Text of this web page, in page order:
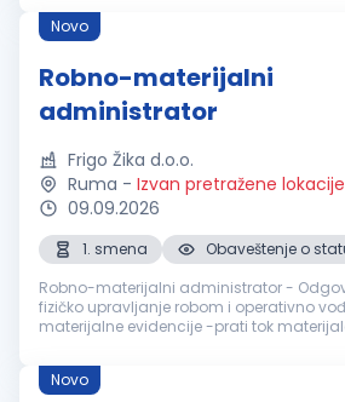
juniora k...
Novo
Robno-materijalni
administrator
Frigo Žika d.o.o.
Ruma - Izvan pretražene lokacije
09.09.2026
1. smena
Obaveštenje o
Robno-materijalni administrator -
fizičko upravljanje robom i operativno
materijalne evidencije -prati tok
radne naloge, -s...
Novo